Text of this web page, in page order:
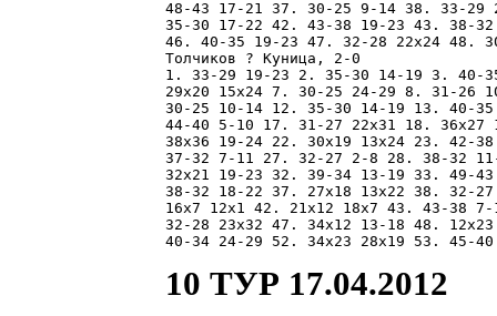
48-43 17-21 37. 30-25 9-14 38. 33-29
35-30 17-22 42. 43-38 19-23 43. 38-
46. 40-35 19-23 47. 32-28 22x24 48.
Толчиков ? Куница, 2-0
1. 33-29 19-23 2. 35-30 14-19 3. 40-
29x20 15x24 7. 30-25 24-29 8. 31-26
30-25 10-14 12. 35-30 14-19 13. 40-
44-40 5-10 17. 31-27 22x31 18.
38x36 19-24 22. 30x19 13x24 23. 42-
37-32 7-11 27. 32-27 2-8 28. 38-32
32x21 19-23 32. 39-34 13-19 33. 49-
38-32 18-22 37. 27x18 13x22 38. 32-
16x7 12x1 42. 21x12 18x7 43. 43-38
32-28 23x32 47. 34x12 13-18 48.
10 ТУР 17.04.2012